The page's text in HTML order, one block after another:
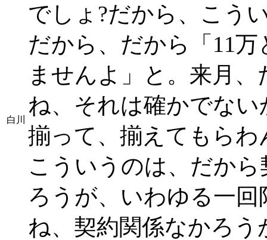
白川
でしょ?だから、こう
だから、だから「11
ませんよ」と。来月
ね、それは確かでな
揃って、揃えてもら
こういうのは、だか
ろうが、いわゆる一
ね、契約関係なかろ